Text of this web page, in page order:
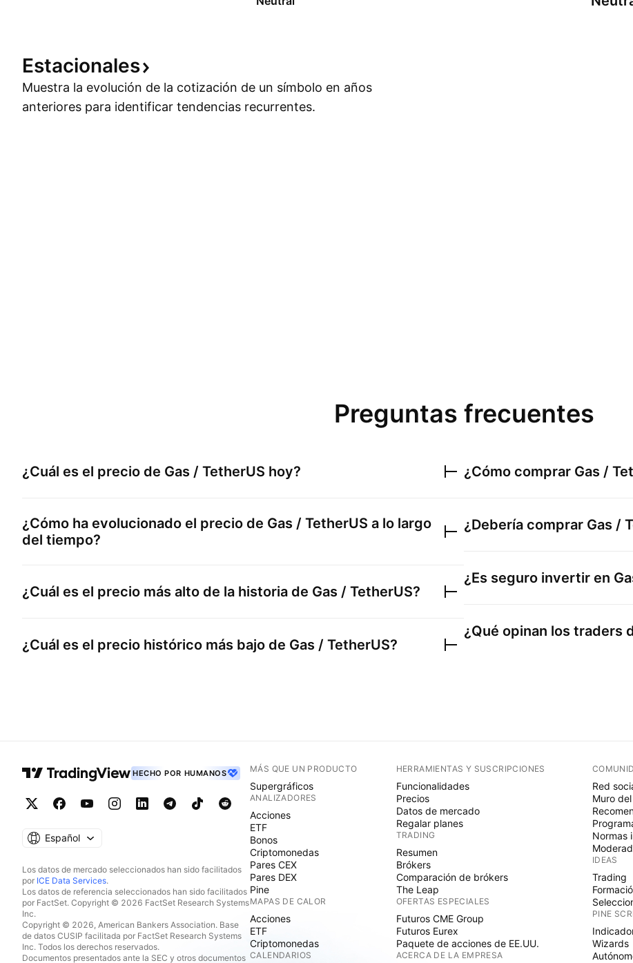
Estacionales
Muestra la evolución de la cotización de un símbolo en años
anteriores para identificar tendencias recurrentes.
Preguntas frecuentes
¿Cuál es el precio de Gas / TetherUS hoy?
¿Cómo ha evolucionado el precio de Gas / TetherUS a lo largo
del tiempo?
¿Cuál es el precio más alto de la historia de Gas / TetherUS?
¿Cuál es el precio histórico más bajo de Gas / TetherUS?
¿Cómo comprar Gas /
¿Debería comprar Gas /
¿Es seguro invertir en
¿Qué opinan los traders
HECHO POR HUMANOS
Español
Los datos de mercado seleccionados han sido facilitados
por ICE Data Services.
Los datos de referencia seleccionados han sido facilitados
por FactSet. Copyright © 2026 FactSet Research Systems
Inc.
Copyright © 2026, American Bankers Association. Base
de datos CUSIP facilitada por FactSet Research Systems
Inc. Todos los derechos reservados.
Documentos presentados ante la SEC y otros documentos
MÁS QUE UN PRODUCTO
Supergráficos
ANALIZADORES
Acciones
ETF
Bonos
Criptomonedas
Pares CEX
Pares DEX
Pine
MAPAS DE CALOR
Acciones
ETF
Criptomonedas
CALENDARIOS
HERRAMIENTAS Y SUSCRIPCIONES
Funcionalidades
Precios
Datos de mercado
Regalar planes
TRADING
Resumen
Brókers
Comparación de brókers
The Leap
OFERTAS ESPECIALES
Futuros CME Group
Futuros Eurex
Paquete de acciones de EE.UU.
ACERCA DE LA EMPRESA
Red
Muro
Normas
IDEAS
Trading
PINE
Wizards